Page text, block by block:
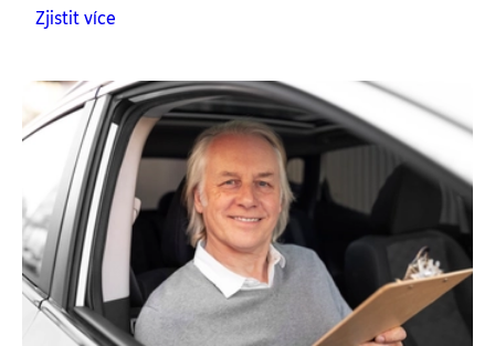
Zjistit více